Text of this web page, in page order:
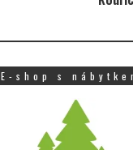
E-shop s